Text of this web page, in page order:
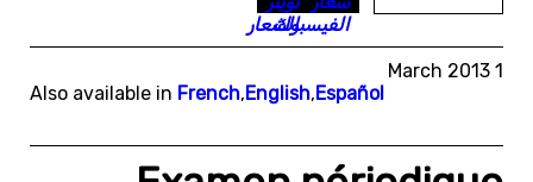
1 March 2013
Also available in French,English,Español